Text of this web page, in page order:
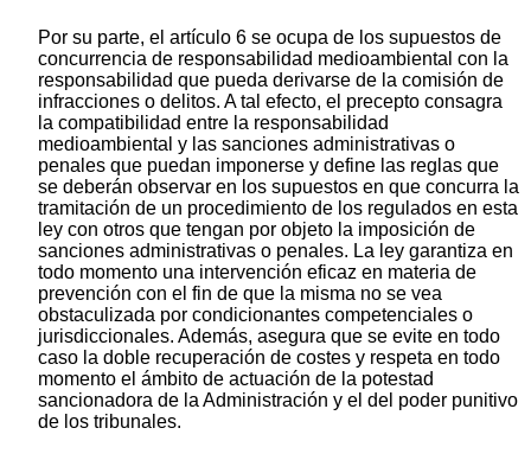
Por su parte, el artículo 6 se ocupa de los supuestos de
concurrencia de responsabilidad medioambiental con la
responsabilidad que pueda derivarse de la comisión de
infracciones o delitos. A tal efecto, el precepto consagra
la compatibilidad entre la responsabilidad
medioambiental y las sanciones administrativas o
penales que puedan imponerse y define las reglas que
se deberán observar en los supuestos en que concurra la
tramitación de un procedimiento de los regulados en esta
ley con otros que tengan por objeto la imposición de
sanciones administrativas o penales. La ley garantiza en
todo momento una intervención eficaz en materia de
prevención con el fin de que la misma no se vea
obstaculizada por condicionantes competenciales o
jurisdiccionales. Además, asegura que se evite en todo
caso la doble recuperación de costes y respeta en todo
momento el ámbito de actuación de la potestad
sancionadora de la Administración y el del poder punitivo
de los tribunales.